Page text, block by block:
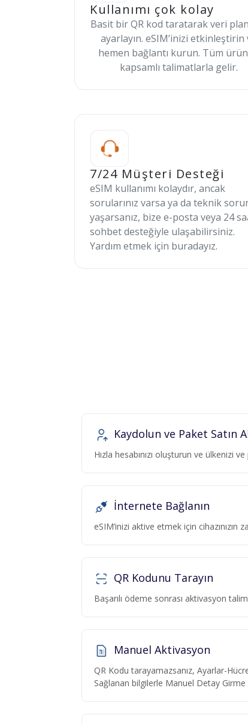
Kullanımı çok kolay
Basit bir QR kod taratarak veri
ayarlayın. eSIM’inizi etkinleştirin
hemen bağlantı kurun. Tüm
kapsamlı talimatlarla gelir.
7/24 Müşteri Desteği
eSIM kullanımı kolaydır, ancak
sorularınız varsa ya da teknik
yaşarsanız, bize e-posta veya 24
sohbet desteğiyle ulaşabilirsiniz.
Yardım etmek için buradayız.
Kaydolun ve Paket Satın
Hızla hesabınızı oluşturun ve ülkenizi
İnternete Bağlanın
eSIM’inizi aktive etmek için
QR Kodunu Tarayın
Başarılı ödeme sonrası aktivasyon
Manuel Aktivasyon
QR Kodu tarayamazsanız, Ayarlar-
Sağlanan bilgilerle Manuel Detay